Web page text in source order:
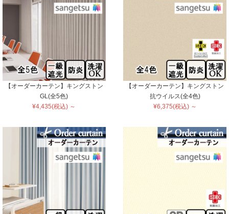
【オーダーカーテン】キングストン
GL(全5色)
¥4,435(税込) ～
【オーダーカーテン】キングストン
抗ウイルス(全4色)
¥6,375(税込) ～